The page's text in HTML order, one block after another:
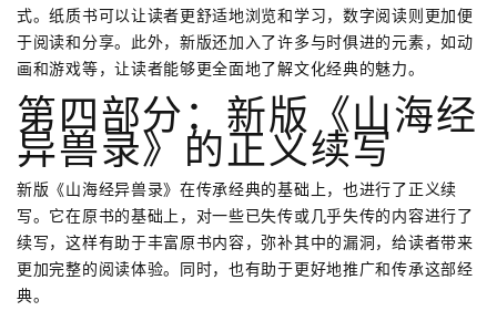
式。纸质书可以让读者更舒适地浏览和学习，数字阅读则更加便
于阅读和分享。此外，新版还加入了许多与时俱进的元素，如动
画和游戏等，让读者能够更全面地了解文化经典的魅力。
第四部分：新版《山海经
异兽录》的正义续写
新版《山海经异兽录》在传承经典的基础上，也进行了正义续
写。它在原书的基础上，对一些已失传或几乎失传的内容进行了
续写，这样有助于丰富原书内容，弥补其中的漏洞，给读者带来
更加完整的阅读体验。同时，也有助于更好地推广和传承这部经
典。